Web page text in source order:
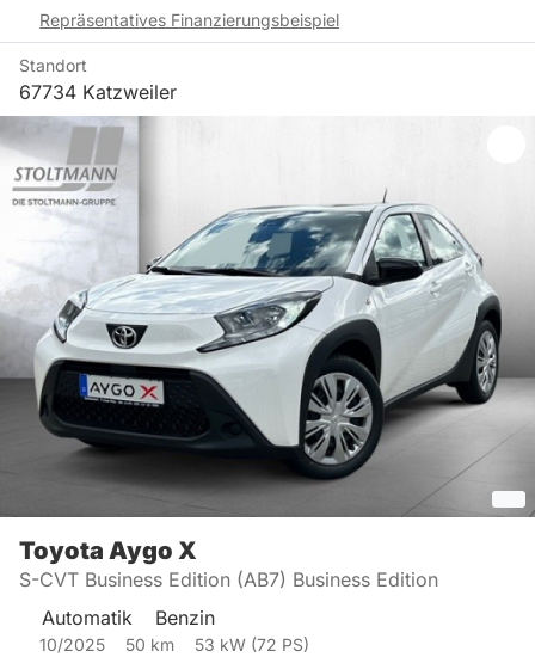
Repräsentatives Finanzierungsbeispiel
Standort
67734 Katzweiler
Toyota Aygo X
S-CVT Business Edition (AB7) Business Edition
Automatik
Benzin
10/2025 50 km 53 kW (72 PS)